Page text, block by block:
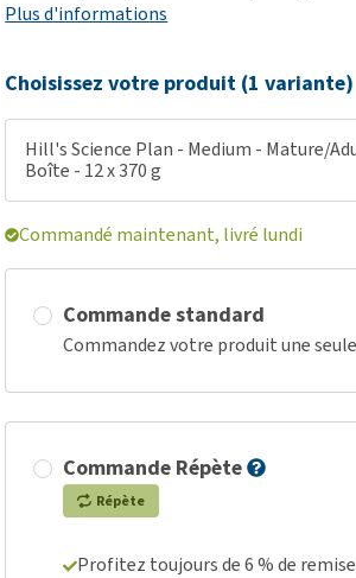
Plus d'informations
Choisissez votre produit (1 variante)
Hill's Science Plan - Medium - Mature/
Boîte - 12 x 370 g
Commandé maintenant, livré lundi
Commande standard
Commandez votre produit une
Commande Répète
Répète
Profitez toujours de 6 % de remise